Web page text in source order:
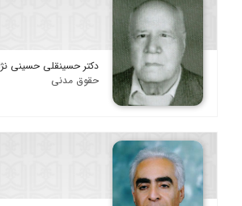
دکتر حسینقلی حسینی
حقوق مدنی